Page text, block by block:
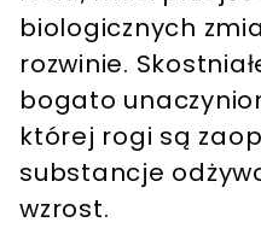
biologicznych
rozwinie.
bogato
której rogi są
substancje
wzrost.